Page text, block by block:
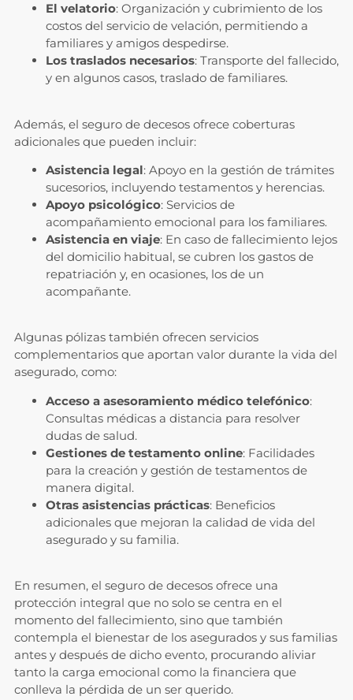
El velatorio: Organización y cubrimiento de los
costos del servicio de velación, permitiendo a
familiares y amigos despedirse.
Los traslados necesarios: Transporte del fallecido,
y en algunos casos, traslado de familiares.
Además, el seguro de decesos ofrece coberturas
adicionales que pueden incluir:
Asistencia legal: Apoyo en la gestión de trámites
sucesorios, incluyendo testamentos y herencias.
Apoyo psicológico: Servicios de
acompañamiento emocional para los familiares.
Asistencia en viaje: En caso de fallecimiento lejos
del domicilio habitual, se cubren los gastos de
repatriación y, en ocasiones, los de un
acompañante.
Algunas pólizas también ofrecen servicios
complementarios que aportan valor durante la vida del
asegurado, como:
Acceso a asesoramiento médico telefónico:
Consultas médicas a distancia para resolver
dudas de salud.
Gestiones de testamento online: Facilidades
para la creación y gestión de testamentos de
manera digital.
Otras asistencias prácticas: Beneficios
adicionales que mejoran la calidad de vida del
asegurado y su familia.
En resumen, el seguro de decesos ofrece una
protección integral que no solo se centra en el
momento del fallecimiento, sino que también
contempla el bienestar de los asegurados y sus familias
antes y después de dicho evento, procurando aliviar
tanto la carga emocional como la financiera que
conlleva la pérdida de un ser querido.